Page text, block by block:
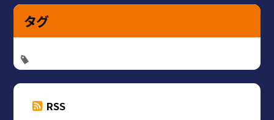
タグ
RSS